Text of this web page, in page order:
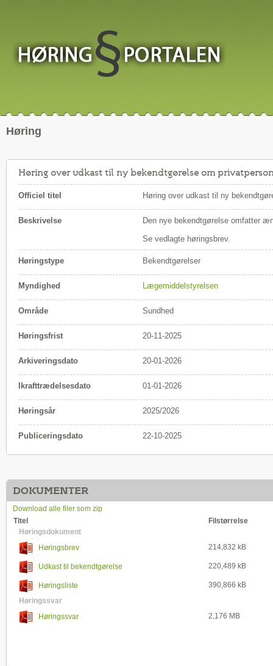
Høring
Høring over udkast til ny bekendtgørelse om
Officiel titel Høring over udkast til ny
Beskrivelse
Den nye bekendtgørelse omfatter
Se vedlagte høringsbrev.
Høringstype Bekendtgørelser
Myndighed Lægemiddelstyrelsen
Område Sundhed
Høringsfrist 20-11-2025
Arkiveringsdato 20-01-2026
Ikrafttrædelsesdato 01-01-2026
Høringsår 2025/2026
Publiceringsdato 22-10-2025
DOKUMENTER
Download alle filer som zip
Titel
Filstørrelse
Høringsdokument
Høringsbrev
214,832 kB
Udkast til bekendtgørelse 220,489 kB
Høringsliste
390,866 kB
Høringssvar
Høringssvar
2,176 MB